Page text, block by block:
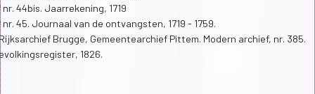
44bis. Jaarrekening, 1719
45. Journaal van de ontvangsten, 1719 - 1759.
Brugge, Gemeentearchief Pittem. Modern archief, nr. 385.
1826.